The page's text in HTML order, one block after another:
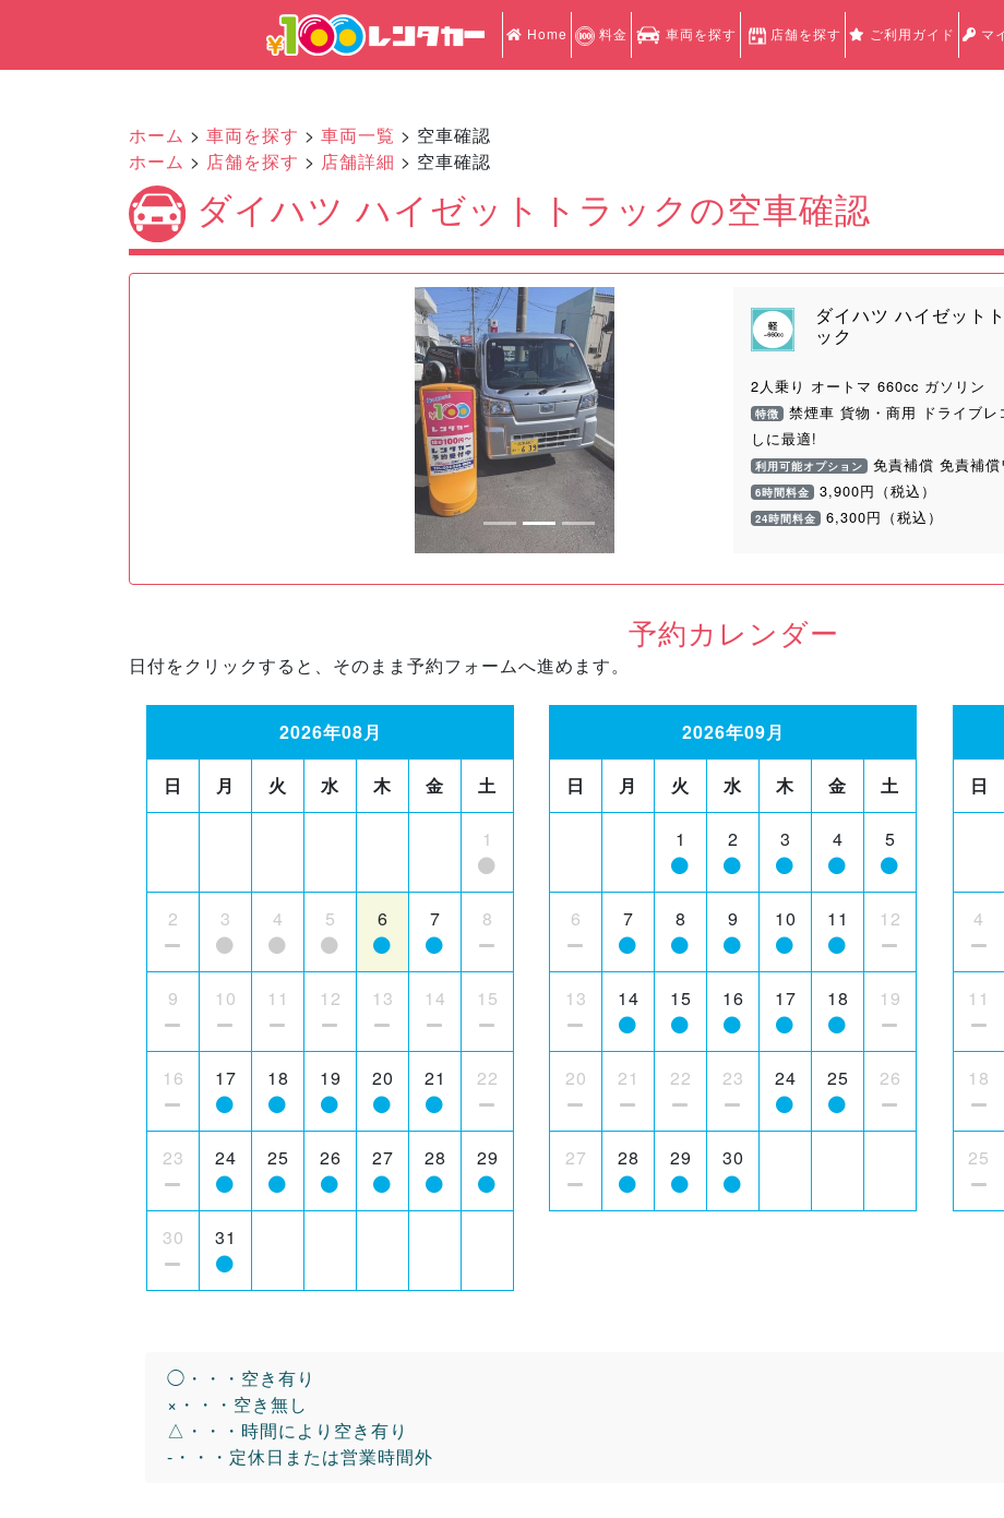
Home 料金 車両を探す 店舗を探す ご利用ガイド マ
ホーム > 車両を探す > 車両一覧 > 空車確認
ホーム > 店舗を探す > 店舗詳細 > 空車確認
ダイハツ ハイゼットトラックの空車確認
Previous
ダイハツ ハイゼット
ック
2人乗り オートマ 660cc ガソリン
特徴 禁煙車 貨物・商用 ドライブレ
しに最適!
利用可能オプション 免責補償 免責補償
6時間料金 3,900円（税込）
24時間料金 6,300円（税込）
予約カレンダー
日付をクリックすると、そのまま予約フォームへ進めます。
2026年08月
日 月 火 水 木 金 土
1
2 3 4 5 6 7 8
9 10 11 12 13 14 15
16 17 18 19 20 21 22
23 24 25 26 27 28 29
30 31
2026年09月
日 月 火 水 木 金 土
1 2 3 4 5
6 7 8 9 10 11 12
13 14 15 16 17 18 19
20 21 22 23 24 25 26
27 28 29 30
日
4
11
18
25
◯・・・空き有り
×・・・空き無し
△・・・時間により空き有り
-・・・定休日または営業時間外